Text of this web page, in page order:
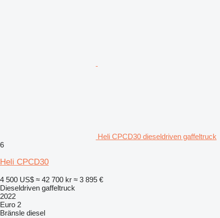
Heli CPCD30 dieseldriven gaffeltruck
6
Heli CPCD30
4 500 US$ ≈ 42 700 kr ≈ 3 895 €
Dieseldriven gaffeltruck
2022
Euro 2
Bränsle diesel